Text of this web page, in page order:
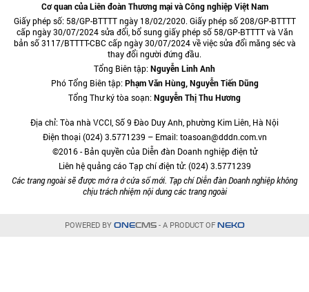
Cơ quan của Liên đoàn Thương mại và Công nghiệp Việt Nam
Giấy phép số: 58/GP-BTTTT ngày 18/02/2020. Giấy phép số 208/GP-BTTTT
cấp ngày 30/07/2024 sửa đổi, bổ sung giấy phép số 58/GP-BTTTT và Văn
bản số 3117/BTTTT-CBC cấp ngày 30/07/2024 về việc sửa đổi măng séc và
thay đổi người đứng đầu.
Tổng Biên tập:Nguyễn Linh Anh
Phó Tổng Biên tập:Phạm Văn Hùng, Nguyễn Tiến Dũng
Tổng Thư ký tòa soạn:Nguyễn Thị Thu Hương
Địa chỉ: Tòa nhà VCCI, Số 9 Đào Duy Anh, phường Kim Liên, Hà Nội
Điện thoại (024) 3.5771239 – Email: toasoan@dddn.com.vn
©2016 - Bản quyền của Diễn đàn Doanh nghiệp điện tử
Liên hệ quảng cáo Tạp chí điện tử: (024) 3.5771239
Các trang ngoài sẽ được mở ra ở cửa sổ mới. Tạp chí Diễn đàn Doanh nghiệp không
chịu trách nhiệm nội dung các trang ngoài
POWERED BY ONECMS- A PRODUCT OF NEKO